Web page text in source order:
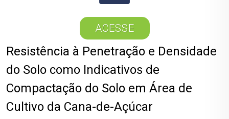
ACESSE
Resistência à Penetração e Densidade
do Solo como Indicativos de
Compactação do Solo em Área de
Cultivo da Cana-de-Açúcar